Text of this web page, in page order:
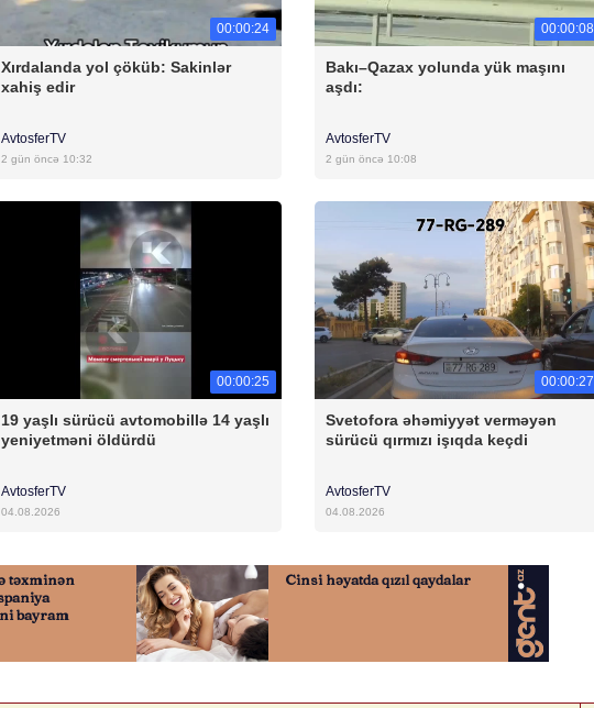
00:00:24
Xırdalanda yol çöküb: Sakinlər
xahiş edir
AvtosferTV
2 gün öncə 10:32
00:00:08
Bakı–Qazax yolunda yük maşını
aşdı:
AvtosferTV
2 gün öncə 10:08
00:00:25
19 yaşlı sürücü avtomobillə 14 yaşlı
yeniyetməni öldürdü
AvtosferTV
04.08.2026
00:00:27
Svetofora əhəmiyyət verməyən
sürücü qırmızı işıqda keçdi
AvtosferTV
04.08.2026